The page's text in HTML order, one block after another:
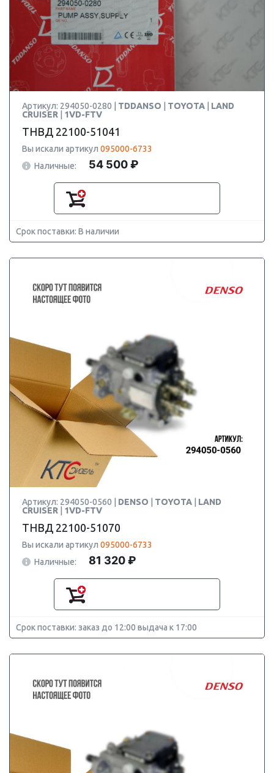
Артикул: 294050-0280 | TDDANSO TOYOTA
LAND
CRUISER
1VD-FTV
ТНВД 22100-51041
Вы искали артикул 095000-6733
Наличные:
54 500 ₽
Срок поставки: В наличии
Артикул: 294050-0560 | DENSO TOYOTA
LAND
CRUISER
1VD-FTV
ТНВД 22100-51070
Вы искали артикул 095000-6733
Наличные:
81 320 ₽
Срок поставки: заказ до 12:00 выдача к 17:00